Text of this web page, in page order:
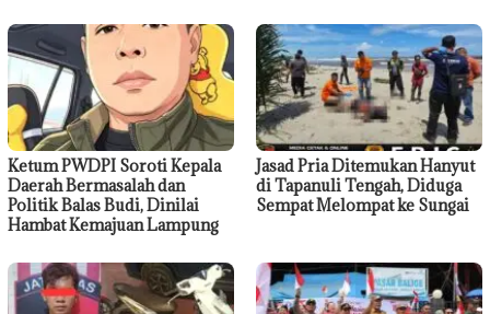
Ketum PWDPI Soroti Kepala
Daerah Bermasalah dan
Politik Balas Budi, Dinilai
Hambat Kemajuan Lampung
Jasad Pria Ditemukan Hanyut
di Tapanuli Tengah, Diduga
Sempat Melompat ke Sungai